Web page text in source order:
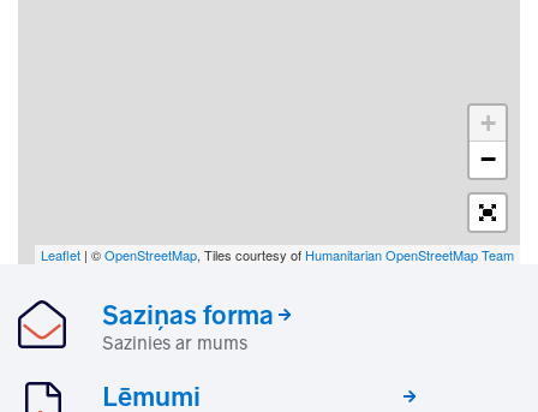
+
−
Leaflet | ©OpenStreetMap, Tiles courtesy of Humanitarian OpenStreetMap Team
Saziņas forma
Sazinies ar mums
Lēmumi